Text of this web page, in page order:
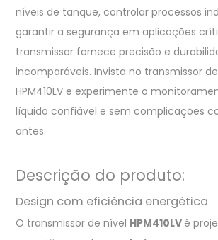
níveis de tanque, controlar processos
garantir a segurança em aplicações
transmissor fornece precisão e
incomparáveis. Invista no transmissor
HPM410LV e experimente o
líquido confiável e sem complicações
antes.
Descrição do produto:
Design com eficiência energética
O transmissor de nível HPM410LV é